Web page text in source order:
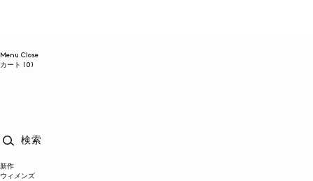
Menu Close
カート (0)
新作
ウィメンズ